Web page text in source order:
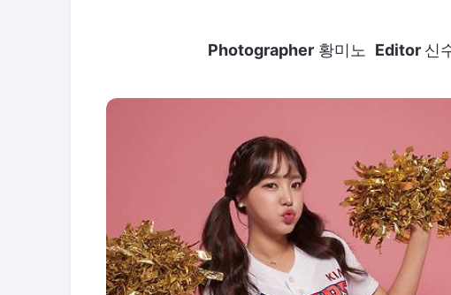
Photographer 황미노 Editor 신